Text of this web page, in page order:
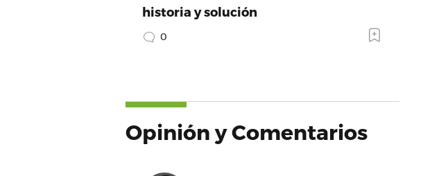
historia y solución
0
Opinión y Comentarios